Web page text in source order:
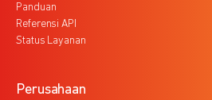
Panduan
Referensi API
Status Layanan
Perusahaan